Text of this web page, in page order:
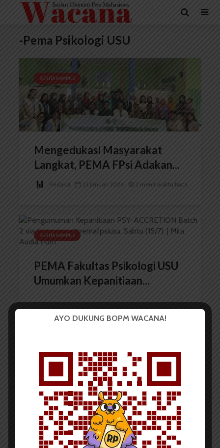
-Pema Psikologi USU
BERITA KAMPUS
Mengedukasi Masyarakat
Langkat, PEMA FPsi Adakan...
Redaksi 23 Januari 2024 2 menit waktu baca
BERITA KAMPUS
PEMA Fakultas Psikologi USU
Umumkan Kepanitiaan...
BERITA KAMPUS
MPMF & Pema Fakultas
AYO DUKUNG BOPM WACANA!